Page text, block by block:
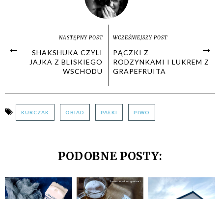
NASTĘPNY POST
SHAKSHUKA CZYLI
JAJKA Z BLISKIEGO
WSCHODU
WCZEŚNIEJSZY POST
PĄCZKI Z
RODZYNKAMI I LUKREM Z
GRAPEFRUITA
KURCZAK OBIAD PAŁKI PIWO
PODOBNE POSTY: